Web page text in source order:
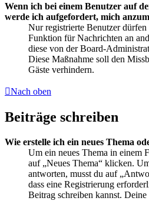
Wenn ich bei einem Benutzer auf
werde ich aufgefordert, mich
Nur registrierte Benutzer
Funktion für Nachrichten an
diese von der Board-
Diese Maßnahme soll den
Gäste verhindern.
Nach oben
Beiträge schreiben
Wie erstelle ich ein neues Thema
Um ein neues Thema in einem
auf „Neues Thema“ klicken.
antworten, musst du auf
dass eine Registrierung
Beitrag schreiben kannst.